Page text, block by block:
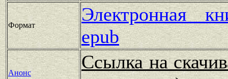
Формат
Электронная
epub
Анонс
Ссылка на